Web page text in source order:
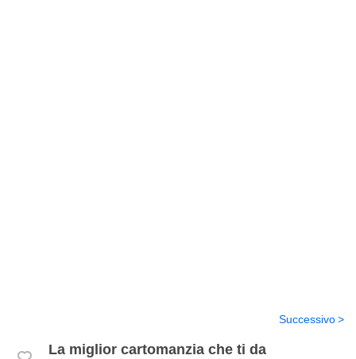
La miglior cartomanzia che ti da
Successivo